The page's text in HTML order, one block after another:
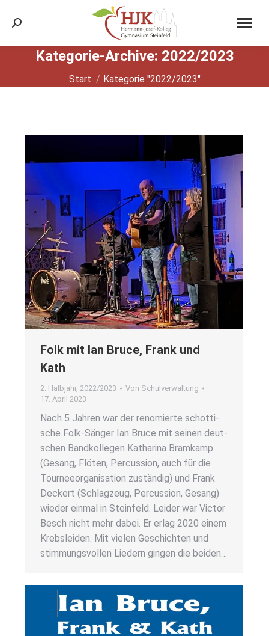
Search:
Kategorie-Archive: 2022/2023
Sie befinden sich hier:
Start Kategorie "2022/2023"
Folk mit Ian Bruce, Frank und
Kath
2. Halbjahr, 2022/2023 Von Schulverwaltung
17. April 2023
Nach 5 Jah­ren war der reno­mier­te schot­ti­
sche Folk-Sän­­ger Ian Bruce mit sei­nen deut­
schen Band­kol­le­gen Katha­ri­na Bramkamp
(Gesang, Flö­ten, Per­cus­sion, auch für die
Tour­nee­or­ga­ni­sa­ti­on zustän­dig) und Frank
Deckert (Schlag­zeug, Per­cus­sion, Gesang)
wie­der ein­mal in Stein­feld. Lei­der war Vic­tor
Besch nicht mehr dabei. Er erlag 2020 einem
Krebs­lei­den. Mit vie­len Geschich­ten und
stim­mungs­vol­len Lie­dern gin­gen die bei­den…